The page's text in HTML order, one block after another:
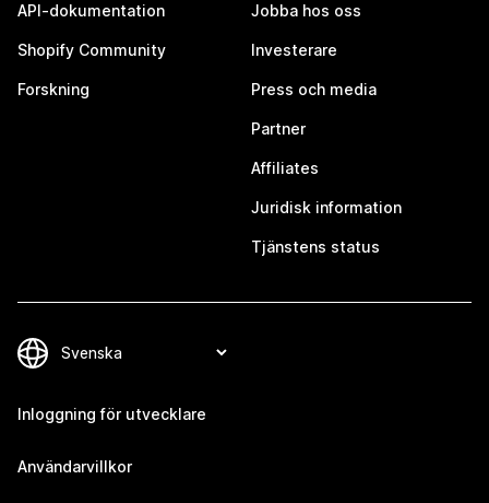
API-dokumentation
Shopify Community
Forskning
Jobba hos oss
Investerare
Press och media
Partner
Affiliates
Juridisk information
Tjänstens status
Inloggning för utvecklare
Användarvillkor